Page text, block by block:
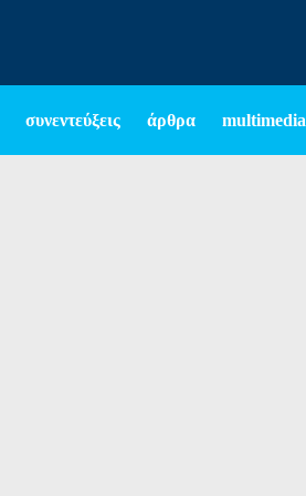
συνεντεύξεις άρθρα multimedia